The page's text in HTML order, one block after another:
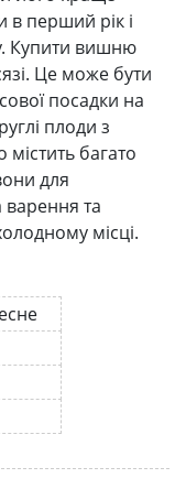
в перший рік і
Купити вишню
Це може бути
посадки на
плоди з
багато
для
варення та
місці.